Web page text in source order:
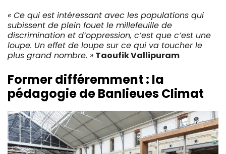
« Ce qui est intéressant avec les populations qui
subissent de plein fouet le millefeuille de
discrimination et d’oppression, c’est que c’est une
loupe. Un effet de loupe sur ce qui va toucher le
plus grand nombre. » Taoufik Vallipuram
Former différemment : la
pédagogie de Banlieues Climat